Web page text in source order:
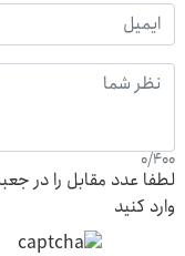
0/400
لطفا عدد مقابل را در
وارد کنید